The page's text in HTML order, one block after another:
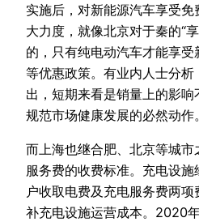
实施后，对新能源汽车享受
大力度，就像北京对于秦的“
的，只有纯电动汽车才能享
等优惠政策。有业内人士分
出，短期来看是销量上的影
规范市场健康发展的必然动作。
而上海也继合肥、北京等城
服务费的收费标准。充电设
户收取电费及充电服务费两
补充电设施运营成本。2020